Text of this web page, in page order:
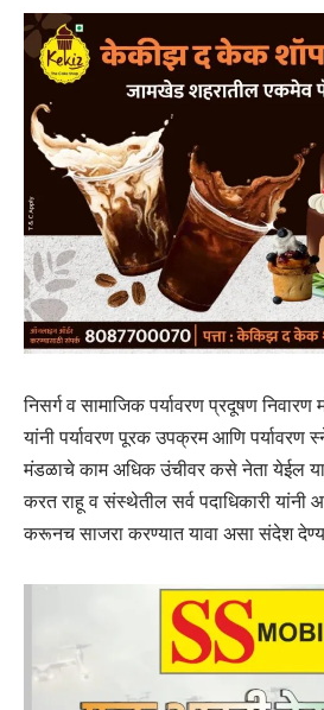
निसर्ग व सामाजिक पर्यावरण प्रदूषण निवारण
यांनी पर्यावरण पूरक उपक्रम आणि पर्यावरण
मंडळाचे काम अधिक उंचीवर कसे नेता येईल
करत राहू व संस्थेतील सर्व पदाधिकारी यांनी
करूनच साजरा करण्यात यावा असा संदेश